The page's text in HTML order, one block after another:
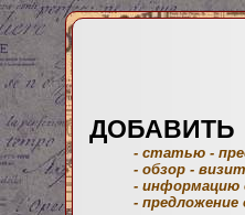
ДОБАВИТЬ
- статью -
- обзор -
- информацию
-